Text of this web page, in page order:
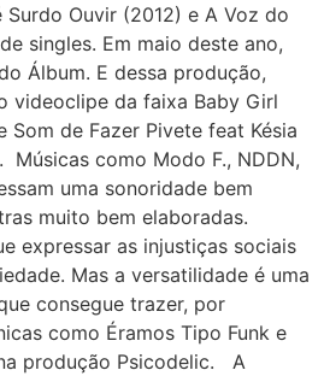
Ouvir (2012) e A Voz do
singles. Em maio deste ano,
Álbum. E dessa produção,
videoclipe da faixa Baby Girl
Som de Fazer Pivete feat Késia
Músicas como Modo F., NDDN,
uma sonoridade bem
muito bem elaboradas.
expressar as injustiças sociais
Mas a versatilidade é uma
consegue trazer, por
como Éramos Tipo Funk e
produção Psicodelic. A